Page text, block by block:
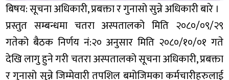
बिषय: सूचना अधिकारी, प्रबक्ता र गुनासो सुन्ने अधिकारी बारे ।
प्रस्तुत सम्बन्धमा चतरा अस्पतालको मिति २०८०/०९/२९
गतेको बैठक निर्णय नं:२० अनुसार मिति २०८०/१०/०१ गते
देखि लागु हुने गरी चतरा अस्पतालको सूचना अधिकारी, प्रबक्ता
र गुनासो सुन्ने जिम्मेवारी तपशिल बमोजिमका कर्मचारीहरुलाई